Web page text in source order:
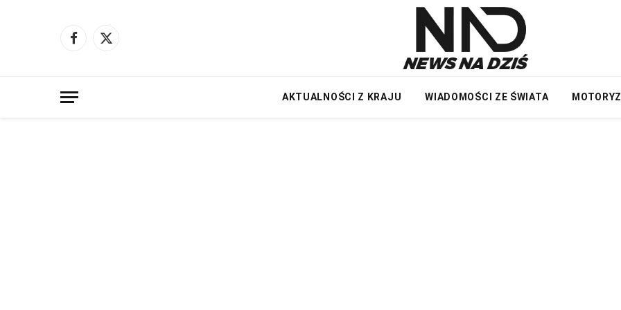
Facebook
X
AKTUALNOŚCI Z KRAJU WIADOMOŚCI ZE ŚWIATA